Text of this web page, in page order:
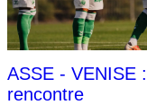
ASSE - VENISE
rencontre